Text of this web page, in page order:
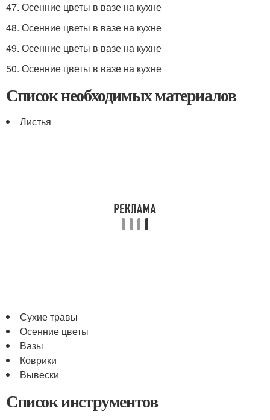
47. Осенние цветы в вазе на кухне
48. Осенние цветы в вазе на кухне
49. Осенние цветы в вазе на кухне
50. Осенние цветы в вазе на кухне
Список необходимых материалов
Листья
Сухие травы
Осенние цветы
Вазы
Коврики
Вывески
Список инструментов